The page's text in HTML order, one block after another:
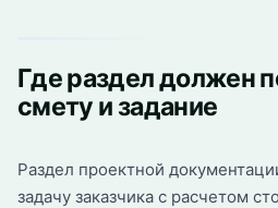
Где раздел должен
смету и задание
Раздел проектной
задачу заказчика с расчетом